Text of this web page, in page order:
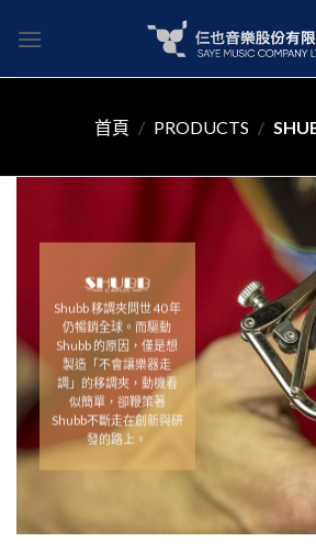
首頁 / PRODUCTS /
Shubb移調夾問世40年
仍暢銷全球。而驅動
Shubb 的原因，僅是想
製造「不會讓樂器走
調」的移調夾，動機看
似簡單，卻鞭策著
Shubb不斷走在創新與研
發的路上。